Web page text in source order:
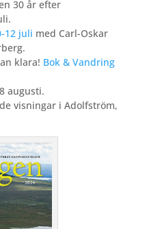
30 år efter
12 juli med Carl-Oskar
klara! Bok & Vandring
augusti.
visningar i Adolfström,